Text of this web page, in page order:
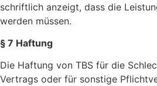
schriftlich anzeigt, dass die
werden müssen.
§ 7 Haftung
Die Haftung von TBS für die
Vertrags oder für sonstige